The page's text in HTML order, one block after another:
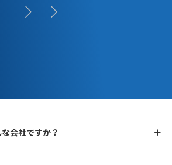
会社ですか？